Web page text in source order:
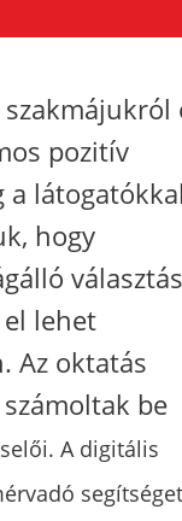
pozitív
a
hogy
lehet
Az oktatás
be
A digitális
segítséget